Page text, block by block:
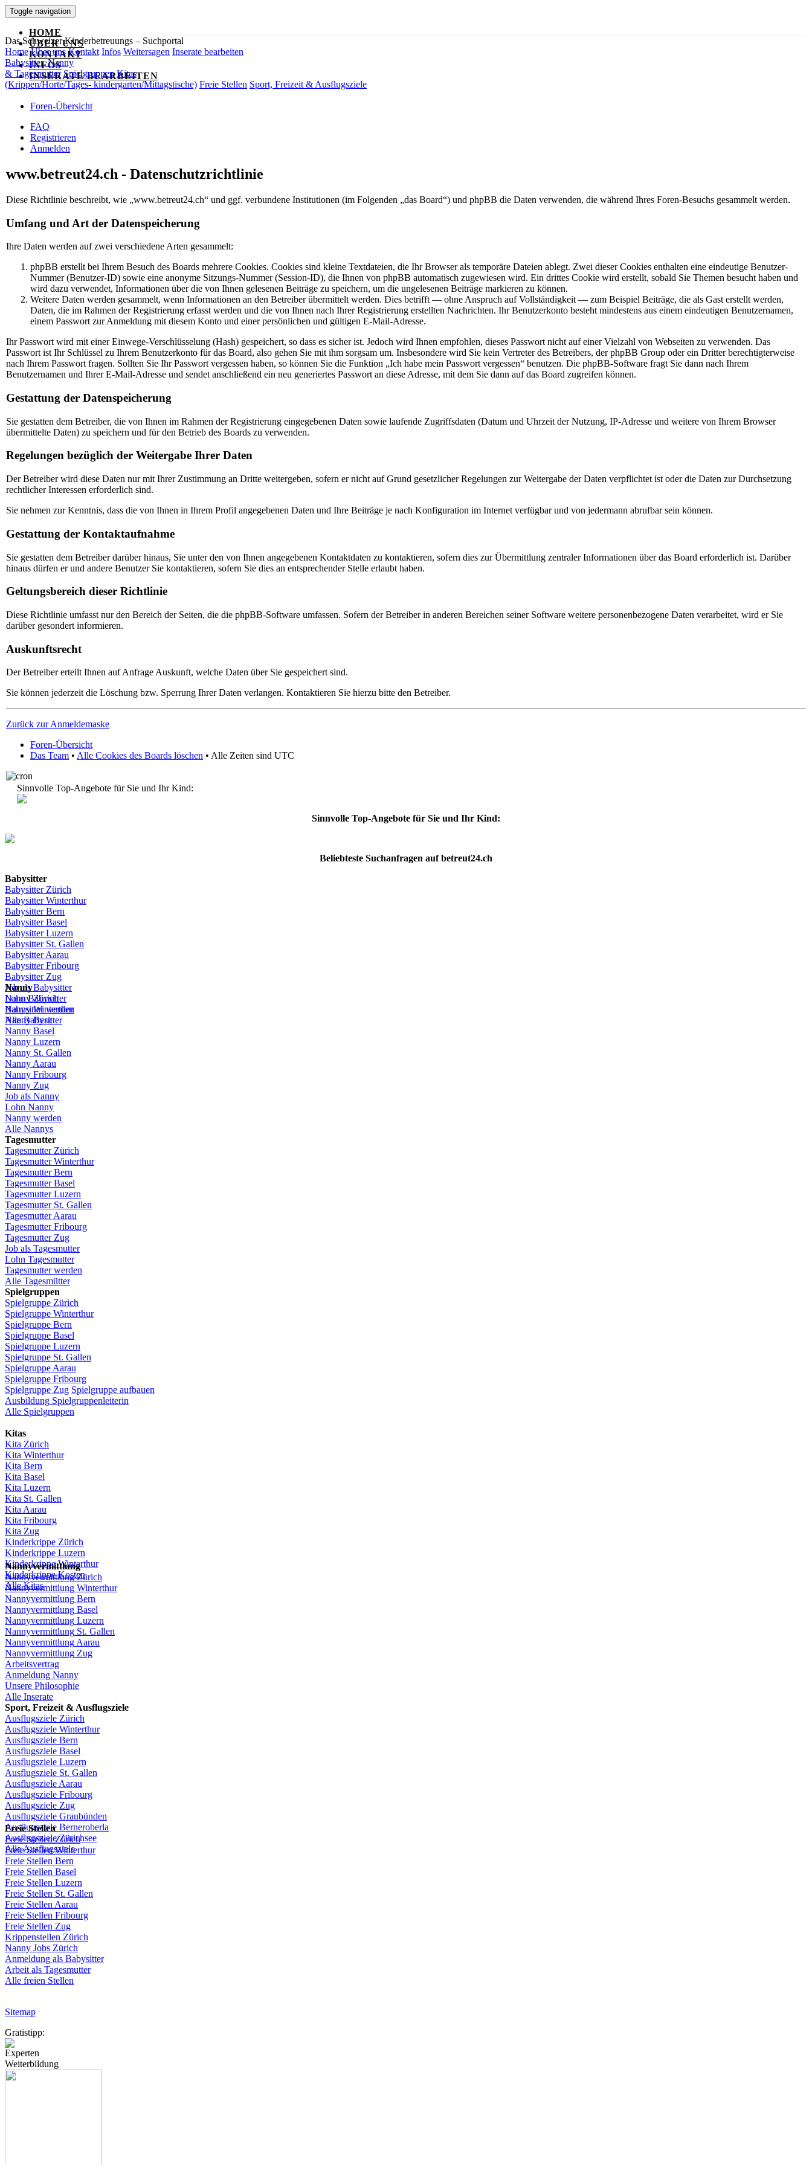
Toggle navigation
HOME
ÜBER UNS
KONTAKT
INFOS
INSERATE BEARBEITEN
Das Schweizer Kinderbetreuungs – Suchportal
Home Über uns Kontakt Infos Weitersagen Inserate bearbeiten
Babysitter, Nanny
& Tagesmutter Spielgruppen Kitas
(Krippen/Horte/Tages- kindergarten/Mittagstische) Freie Stellen Sport, Freizeit & Ausflugsziele
Foren-Übersicht
FAQ
Registrieren
Anmelden
www.betreut24.ch - Datenschutzrichtlinie
Diese Richtlinie beschreibt, wie „www.betreut24.ch“ und ggf. verbundene Institutionen (im Folgenden „das Board“) und phpBB die Daten verwenden, die während Ihres Foren-Besuchs gesammelt werden.
Umfang und Art der Datenspeicherung
Ihre Daten werden auf zwei verschiedene Arten gesammelt:
phpBB erstellt bei Ihrem Besuch des Boards mehrere Cookies. Cookies sind kleine Textdateien, die Ihr Browser als temporäre Dateien ablegt. Zwei dieser Cookies enthalten eine eindeutige Benutzer-
Nummer (Benutzer-ID) sowie eine anonyme Sitzungs-Nummer (Session-ID), die Ihnen von phpBB automatisch zugewiesen wird. Ein drittes Cookie wird erstellt, sobald Sie Themen besucht haben und
wird dazu verwendet, Informationen über die von Ihnen gelesenen Beiträge zu speichern, um die ungelesenen Beiträge markieren zu können.
Weitere Daten werden gesammelt, wenn Informationen an den Betreiber übermittelt werden. Dies betrifft — ohne Anspruch auf Vollständigkeit — zum Beispiel Beiträge, die als Gast erstellt werden,
Daten, die im Rahmen der Registrierung erfasst werden und die von Ihnen nach Ihrer Registrierung erstellten Nachrichten. Ihr Benutzerkonto besteht mindestens aus einem eindeutigen Benutzernamen,
einem Passwort zur Anmeldung mit diesem Konto und einer persönlichen und gültigen E-Mail-Adresse.
Ihr Passwort wird mit einer Einwege-Verschlüsselung (Hash) gespeichert, so dass es sicher ist. Jedoch wird Ihnen empfohlen, dieses Passwort nicht auf einer Vielzahl von Webseiten zu verwenden. Das
Passwort ist Ihr Schlüssel zu Ihrem Benutzerkonto für das Board, also gehen Sie mit ihm sorgsam um. Insbesondere wird Sie kein Vertreter des Betreibers, der phpBB Group oder ein Dritter berechtigterweise
nach Ihrem Passwort fragen. Sollten Sie Ihr Passwort vergessen haben, so können Sie die Funktion „Ich habe mein Passwort vergessen“ benutzen. Die phpBB-Software fragt Sie dann nach Ihrem
Benutzernamen und Ihrer E-Mail-Adresse und sendet anschließend ein neu generiertes Passwort an diese Adresse, mit dem Sie dann auf das Board zugreifen können.
Gestattung der Datenspeicherung
Sie gestatten dem Betreiber, die von Ihnen im Rahmen der Registrierung eingegebenen Daten sowie laufende Zugriffsdaten (Datum und Uhrzeit der Nutzung, IP-Adresse und weitere von Ihrem Browser
übermittelte Daten) zu speichern und für den Betrieb des Boards zu verwenden.
Regelungen bezüglich der Weitergabe Ihrer Daten
Der Betreiber wird diese Daten nur mit Ihrer Zustimmung an Dritte weitergeben, sofern er nicht auf Grund gesetzlicher Regelungen zur Weitergabe der Daten verpflichtet ist oder die Daten zur Durchsetzung
rechtlicher Interessen erforderlich sind.
Sie nehmen zur Kenntnis, dass die von Ihnen in Ihrem Profil angegebenen Daten und Ihre Beiträge je nach Konfiguration im Internet verfügbar und von jedermann abrufbar sein können.
Gestattung der Kontaktaufnahme
Sie gestatten dem Betreiber darüber hinaus, Sie unter den von Ihnen angegebenen Kontaktdaten zu kontaktieren, sofern dies zur Übermittlung zentraler Informationen über das Board erforderlich ist. Darüber
hinaus dürfen er und andere Benutzer Sie kontaktieren, sofern Sie dies an entsprechender Stelle erlaubt haben.
Geltungsbereich dieser Richtlinie
Diese Richtlinie umfasst nur den Bereich der Seiten, die die phpBB-Software umfassen. Sofern der Betreiber in anderen Bereichen seiner Software weitere personenbezogene Daten verarbeitet, wird er Sie
darüber gesondert informieren.
Auskunftsrecht
Der Betreiber erteilt Ihnen auf Anfrage Auskunft, welche Daten über Sie gespeichert sind.
Sie können jederzeit die Löschung bzw. Sperrung Ihrer Daten verlangen. Kontaktieren Sie hierzu bitte den Betreiber.
Zurück zur Anmeldemaske
Foren-Übersicht
Das Team • Alle Cookies des Boards löschen • Alle Zeiten sind UTC
Sinnvolle Top-Angebote für Sie und Ihr Kind:
Sinnvolle Top-Angebote für Sie und Ihr Kind:
Beliebteste Suchanfragen aufbetreut24.ch
Babysitter
Babysitter Zürich
Babysitter Winterthur
Babysitter Bern
Babysitter Basel
BabysitterLuzern
Babysitter St. Gallen
BabysitterAarau
BabysitterFribourg
Babysitter Zug
JobalsBabysitter
LohnBabysitter
Babysitterwerden
Alle Babysitter
Nanny
NannyZürich
Nanny Winterthur
Nanny Bern
Nanny Basel
Nanny Luzern
Nanny St. Gallen
Nanny Aarau
Nanny Fribourg
Nanny Zug
Job als Nanny
Lohn Nanny
Nanny werden
Alle Nannys
Tagesmutter
Tagesmutter Zürich
TagesmutterWinterthur
TagesmutterBern
TagesmutterBasel
Tagesmutter Luzern
TagesmutterSt. Gallen
Tagesmutter Aarau
Tagesmutter Fribourg
Tagesmutter Zug
Job als Tagesmutter
Lohn Tagesmutter
Tagesmutter werden
Alle Tagesmütter
Spielgruppen
Spielgruppe Zürich
Spielgruppe Winterthur
Spielgruppe Bern
Spielgruppe Basel
Spielgruppe Luzern
Spielgruppe St. Gallen
Spielgruppe Aarau
Spielgruppe Fribourg
Spielgruppe Zug Spielgruppe aufbauen
Ausbildung Spielgruppenleiterin
Alle Spielgruppen
Kitas
Kita Zürich
Kita Winterthur
Kita Bern
Kita Basel
Kita Luzern
Kita St. Gallen
Kita Aarau
Kita Fribourg
Kita Zug
Kinderkrippe Zürich
Kinderkrippe Luzern
KinderkrippeWinterthur
Kinderkrippe Kosten
Alle Kitas
Nannyvermittlung
Nannyvermittlung Zürich
Nannyvermittlung Winterthur
Nannyvermittlung Bern
Nannyvermittlung Basel
Nannyvermittlung Luzern
Nannyvermittlung St. Gallen
Nannyvermittlung Aarau
Nannyvermittlung Zug
Arbeitsvertrag
Anmeldung Nanny
Unsere Philosophie
Alle Inserate
Sport, Freizeit & Ausflugsziele
Ausflugsziele Zürich
Ausflugsziele Winterthur
Ausflugsziele Bern
Ausflugsziele Basel
Ausflugsziele Luzern
Ausflugsziele St. Gallen
Ausflugsziele Aarau
Ausflugsziele Fribourg
Ausflugsziele Zug
Ausflugsziele Graubünden
Ausflugsziele Berneroberla
Ausflugsziele Zürichsee
Alle Ausflugsziele
Freie Stellen
Freie Stellen Zürich
Freie StellenWinterthur
Freie Stellen Bern
Freie Stellen Basel
Freie Stellen Luzern
Freie Stellen St. Gallen
Freie Stellen Aarau
Freie Stellen Fribourg
Freie Stellen Zug
Krippenstellen Zürich
Nanny Jobs Zürich
Anmeldung als Babysitter
Arbeit als Tagesmutter
Alle freien Stellen
Sitemap
Gratistipp:
Experten
Weiterbildung